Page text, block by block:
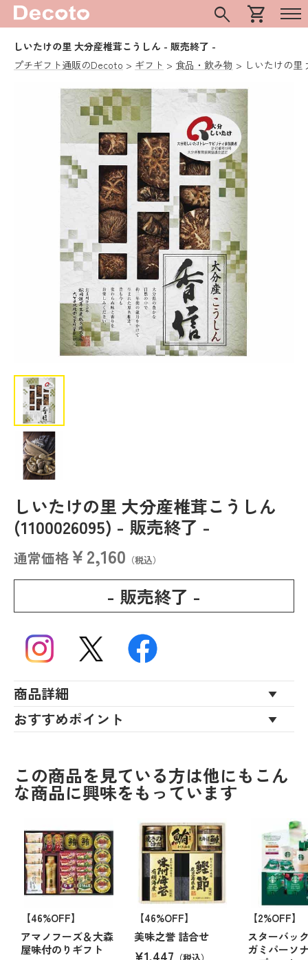
search shopping_cart
しいたけの里 大分産椎茸こうしん - 販売終了 -
プチギフト通販のDecoto
ギフト 食品・飲み物 しいたけの里
しいたけの里 大分産椎茸こうしん
(1100026095) - 販売終了 -
通常価格￥2,160 （税込）
- 販売終了 -
商品詳細
おすすめポイント
この商品を見ている方は他にもこん
な商品に興味をもっています
【46%OFF】
アマノフーズ＆大森
屋味付のりギフト
【46%OFF】
美味之誉 詰合せ
¥1,447
【2%OFF】
スターバッ
ガミパーソ